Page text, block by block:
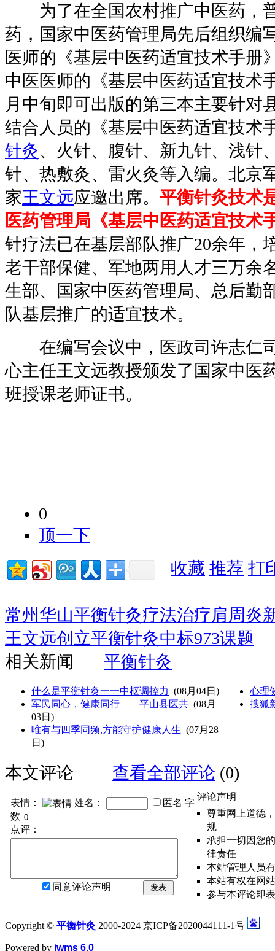
为了在全国农村推广中医药，
药，国家中医药管理局先后组织编
医师的《基层中医药适宜技术手册
中医医师的《基层中医药适宜技术
月中旬即可出版的第三本主要针对
结合人员的《基层中医药适宜技术
针灸、火针、腹针、新九针、浅针
针、热敷灸、雷火灸等入编。北京
家王文远应邀出席。 平衡针灸技术
医药管理局《基层中医药适宜技术
针疗法已在基层部队推广20余年，
老干部保健、军地两用人才三万余
生部、国家中医药管理局、总后勤
队基层推广的适宜技术。
在编写会议中，医政司许志仁
心主任王文远教授颁发了国家中医
班授课老师证书。
0
顶一下
收藏 推荐 打
常州华山平衡针灸疗法治疗肩周炎
王文远创立平衡针灸中标973课题
相关新闻
平衡针灸
什么是平衡针灸一一中枢调控力 (08月04日)
军民同心，健康同行——平山县医共 (08月
03日)
唯有与四季同频,方能守护健康人生 (07月28
日)
心理
搜狐
本文评论 查看全部评论 (0)
表情： 姓名： 匿名 字
数
点评：
同意评论声明 发表
评论声明
尊重网上道德
规
承担一切因您
律责任
本站管理人员
本站有权在网
参与本评论即
Copyright © 平衡针灸 2000-2024 京ICP备2020044111-1号
Powered by iwms 6.0